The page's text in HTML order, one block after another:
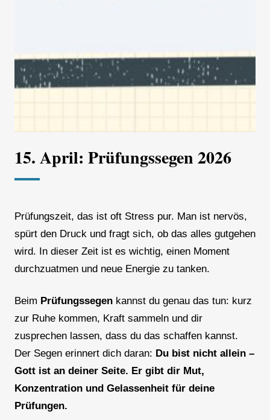
15. April: Prüfungssegen 2026
Prüfungszeit, das ist oft Stress pur. Man ist nervös,
spürt den Druck und fragt sich, ob das alles gutgehen
wird. In dieser Zeit ist es wichtig, einen Moment
durchzuatmen und neue Energie zu tanken.
Beim Prüfungssegenkannst du genau das tun: kurz
zur Ruhe kommen, Kraft sammeln und dir
zusprechen lassen, dass du das schaffen kannst.
Der Segen erinnert dich daran: Du bist nicht allein –
Gott ist an deiner Seite. Er gibt dir Mut,
Konzentration und Gelassenheit für deine
Prüfungen.